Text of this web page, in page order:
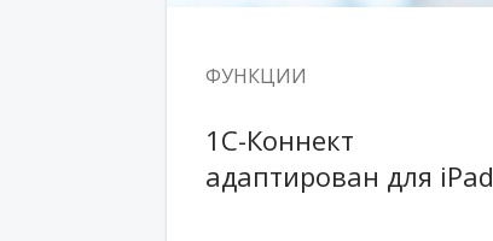
ФУНКЦИИ
1С-Коннект
адаптирован для iPad